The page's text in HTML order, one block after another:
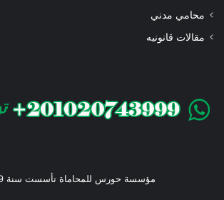
محامي مدني
مقالات قانونيه
مؤسسة حورس للمحاماة تأسست سنة 1989م،